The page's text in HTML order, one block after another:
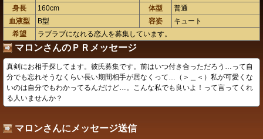
身長
160cm 体型
普通
血液型
B型 容姿
キュート
希望
ラブラブになれる恋人を募集しています。
マロンさんのＰＲメッセージ
真剣にお相手探してます。彼氏募集です。前はいつ付き合っただろう…って自
分でも忘れそうなくらい長い期間相手が居なくって…（＞＿＜）私が可愛くな
いのは自分でもわかってるんだけど…。こんな私でも良いよ！って言ってくれ
る人いませんか？
マロンさんにメッセージ送信